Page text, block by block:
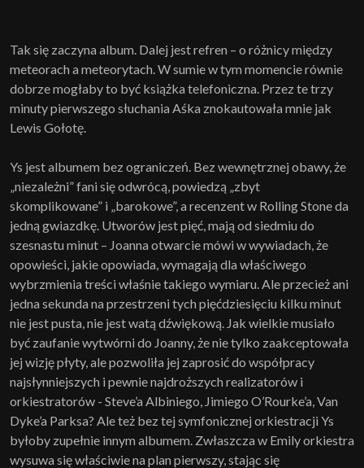
Tak się zaczyna album. Dalej jest refren – o różnicy między
meteorach a meteorytach. W sumie w tym momencie równie
dobrze mogłaby to być książka telefoniczna. Przez te trzy
minuty pierwszego słuchania Aśka znokautowała mnie jak
Lewis Gołotę.
Ys jest albumem bez ograniczeń. Bez wewnętrznej obawy, że
„niezależni” fani się odwrócą, powiedzą „zbyt
skomplikowane” i „barokowe”, a recenzent w Rolling Stone da
jedną gwiazdkę. Utworów jest pięć, mają od siedmiu do
szesnastu minut – Joanna otwarcie mówi w wywiadach, że
opowieści, jakie opowiada, wymagają dla właściwego
wybrzmienia treści właśnie takiego wymiaru. Ale przecież ani
jedna sekunda na przestrzeni tych pięćdziesięciu kilku minut
nie jest pusta, nie jest watą dźwiękową. Jak wielkie musiało
być zaufanie wytwórni do Joanny, że nie tylko zaakceptowała
jej wizję płyty, ale pozwoliła jej zaprosić do współpracy
najsłynniejszych i pewnie najdroższych realizatorów i
orkiestratorów - Steve’a Albiniego, Jimiego O’Rourke’a, Van
Dyke’a Parksa? Ale też bez tej symfonicznej orkiestracji Ys
byłoby zupełnie innym albumem. Zwłaszcza w Emily orkiestra
wysuwa się właściwie na plan pierwszy, stając się